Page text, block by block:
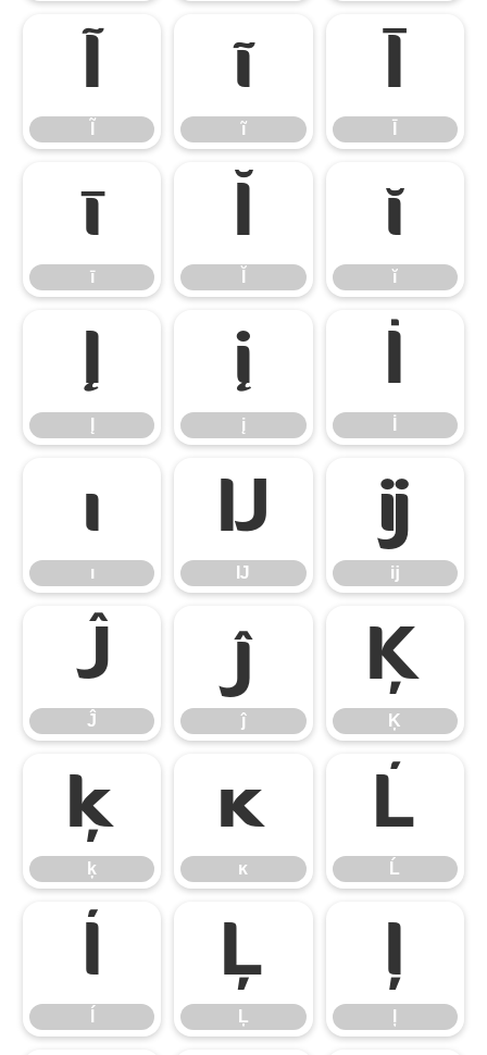
Ĩ ĩ
ĩ
Ī
ī
ī
Ĭ ĭ
ĭ
Į į
į
İ
ı
ı
Ĳ
Ĳ
ĳ
ĳ
Ĵ
Ĵ
ĵ
ĵ
Ķ
Ķ
ķ
ķ
ĸ
ĸ
Ĺ
Ĺ
ĺ Ļ
Ļ
ļ